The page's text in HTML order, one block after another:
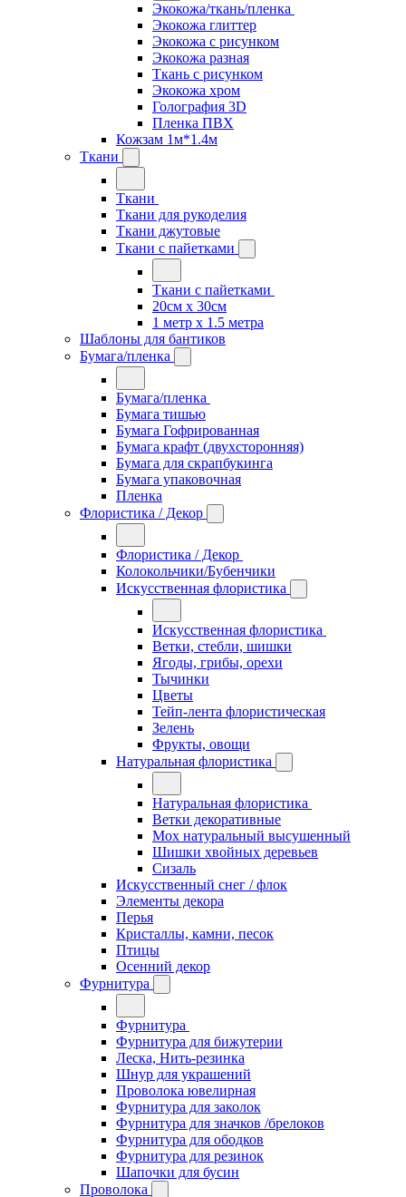
Экокожа/ткань/пленка
Экокожа глиттер
Экокожа с рисунком
Экокожа разная
Ткань с рисунком
Экокожа хром
Голография 3D
Пленка ПВХ
Кожзам 1м*1.4м
Ткани
Ткани
Ткани для рукоделия
Ткани джутовые
Ткани с пайетками
Ткани с пайетками
20см х 30см
1 метр х 1.5 метра
Шаблоны для бантиков
Бумага/пленка
Бумага/пленка
Бумага тишью
Бумага Гофрированная
Бумага крафт (двухсторонняя)
Бумага для скрапбукинга
Бумага упаковочная
Пленка
Флористика / Декор
Флористика / Декор
Колокольчики/Бубенчики
Искусственная флористика
Искусственная флористика
Ветки, стебли, шишки
Ягоды, грибы, орехи
Тычинки
Цветы
Тейп-лента флористическая
Зелень
Фрукты, овощи
Натуральная флористика
Натуральная флористика
Ветки декоративные
Мох натуральный высушенный
Шишки хвойных деревьев
Сизаль
Искусственный снег / флок
Элементы декора
Перья
Кристаллы, камни, песок
Птицы
Осенний декор
Фурнитура
Фурнитура
Фурнитура для бижутерии
Леска, Нить-резинка
Шнур для украшений
Проволока ювелирная
Фурнитура для заколок
Фурнитура для значков /брелоков
Фурнитура для ободков
Фурнитура для резинок
Шапочки для бусин
Проволока